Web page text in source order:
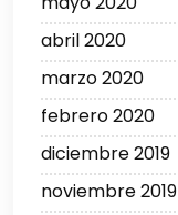
abril 2020
marzo 2020
febrero 2020
diciembre 2019
noviembre 2019